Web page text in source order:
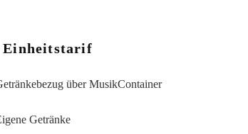
Einheitstarif
über MusikContainer
Getränke